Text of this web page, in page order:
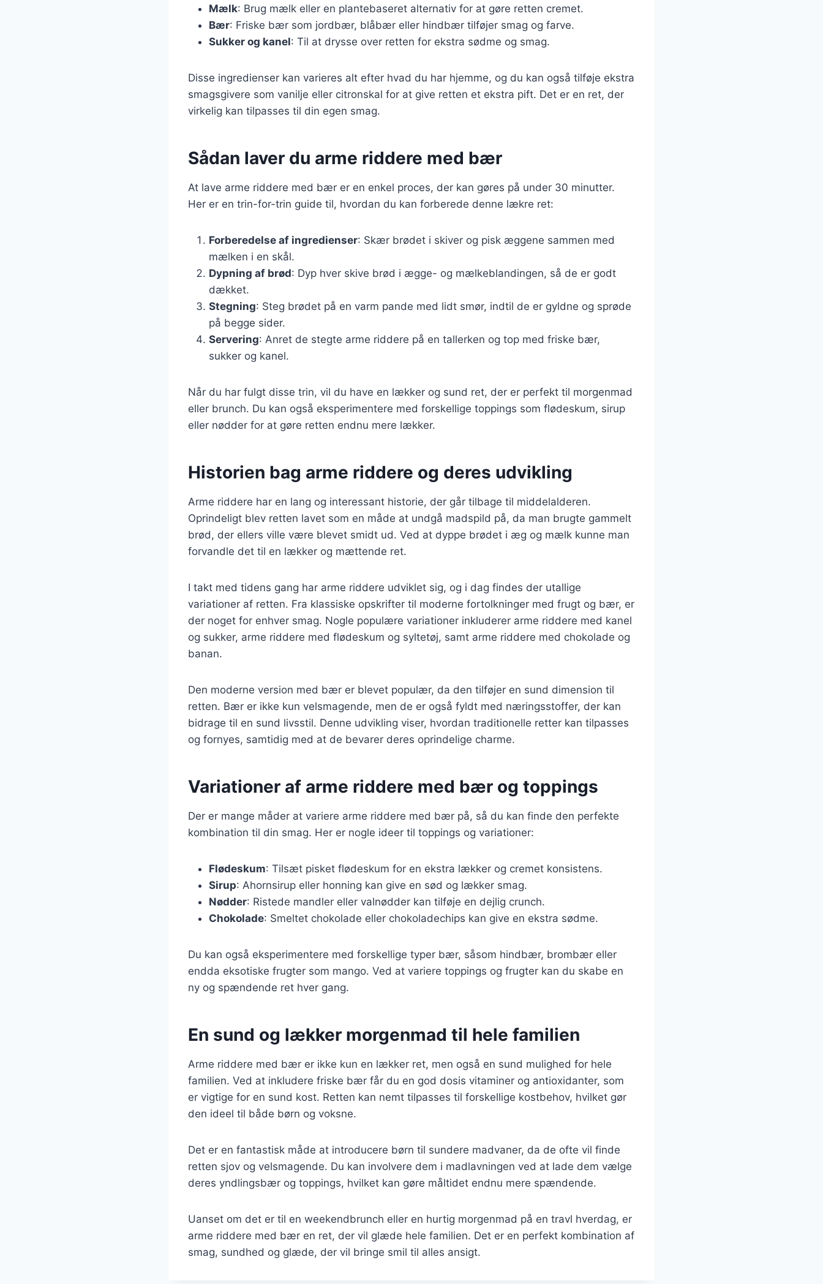
Mælk: Brug mælk eller en plantebaseret alternativ for at gøre retten cremet.
Bær: Friske bær som jordbær, blåbær eller hindbær tilføjer smag og farve.
Sukker og kanel: Til at drysse over retten for ekstra sødme og smag.
Disse ingredienser kan varieres alt efter hvad du har hjemme, og du kan også tilføje ekstra
smagsgivere som vanilje eller citronskal for at give retten et ekstra pift. Det er en ret, der
virkelig kan tilpasses til din egen smag.
Sådan laver du arme riddere med bær
At lave arme riddere med bær er en enkel proces, der kan gøres på under 30 minutter.
Her er en trin-for-trin guide til, hvordan du kan forberede denne lækre ret:
Forberedelse af ingredienser: Skær brødet i skiver og pisk æggene sammen med
mælken i en skål.
Dypning af brød: Dyp hver skive brød i ægge- og mælkeblandingen, så de er godt
dækket.
Stegning: Steg brødet på en varm pande med lidt smør, indtil de er gyldne og sprøde
på begge sider.
Servering: Anret de stegte arme riddere på en tallerken og top med friske bær,
sukker og kanel.
Når du har fulgt disse trin, vil du have en lækker og sund ret, der er perfekt til morgenmad
eller brunch. Du kan også eksperimentere med forskellige toppings som flødeskum, sirup
eller nødder for at gøre retten endnu mere lækker.
Historien bag arme riddere og deres udvikling
Arme riddere har en lang og interessant historie, der går tilbage til middelalderen.
Oprindeligt blev retten lavet som en måde at undgå madspild på, da man brugte gammelt
brød, der ellers ville være blevet smidt ud. Ved at dyppe brødet i æg og mælk kunne man
forvandle det til en lækker og mættende ret.
I takt med tidens gang har arme riddere udviklet sig, og i dag findes der utallige
variationer af retten. Fra klassiske opskrifter til moderne fortolkninger med frugt og bær, er
der noget for enhver smag. Nogle populære variationer inkluderer arme riddere med kanel
og sukker, arme riddere med flødeskum og syltetøj, samt arme riddere med chokolade og
banan.
Den moderne version med bær er blevet populær, da den tilføjer en sund dimension til
retten. Bær er ikke kun velsmagende, men de er også fyldt med næringsstoffer, der kan
bidrage til en sund livsstil. Denne udvikling viser, hvordan traditionelle retter kan tilpasses
og fornyes, samtidig med at de bevarer deres oprindelige charme.
Variationer af arme riddere med bær og toppings
Der er mange måder at variere arme riddere med bær på, så du kan finde den perfekte
kombination til din smag. Her er nogle ideer til toppings og variationer:
Flødeskum: Tilsæt pisket flødeskum for en ekstra lækker og cremet konsistens.
Sirup: Ahornsirup eller honning kan give en sød og lækker smag.
Nødder: Ristede mandler eller valnødder kan tilføje en dejlig crunch.
Chokolade: Smeltet chokolade eller chokoladechips kan give en ekstra sødme.
Du kan også eksperimentere med forskellige typer bær, såsom hindbær, brombær eller
endda eksotiske frugter som mango. Ved at variere toppings og frugter kan du skabe en
ny og spændende ret hver gang.
En sund og lækker morgenmad til hele familien
Arme riddere med bær er ikke kun en lækker ret, men også en sund mulighed for hele
familien. Ved at inkludere friske bær får du en god dosis vitaminer og antioxidanter, som
er vigtige for en sund kost. Retten kan nemt tilpasses til forskellige kostbehov, hvilket gør
den ideel til både børn og voksne.
Det er en fantastisk måde at introducere børn til sundere madvaner, da de ofte vil finde
retten sjov og velsmagende. Du kan involvere dem i madlavningen ved at lade dem vælge
deres yndlingsbær og toppings, hvilket kan gøre måltidet endnu mere spændende.
Uanset om det er til en weekendbrunch eller en hurtig morgenmad på en travl hverdag, er
arme riddere med bær en ret, der vil glæde hele familien. Det er en perfekt kombination af
smag, sundhed og glæde, der vil bringe smil til alles ansigt.